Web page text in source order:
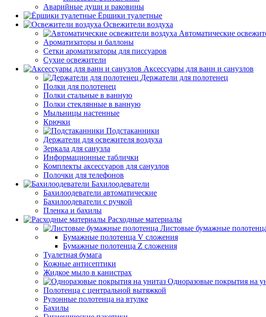
Аварийные души и раковины
Ёршики туалетные
Освежители воздуха
Автоматические
Ароматизаторы и баллоны
Сетки ароматизаторы для писсуаров
Сухие освежители
Аксессуары для ванн и санузлов
Держатели для полотенец
Полки для полотенец
Полки стальные в ванную
Полки стеклянные в ванную
Мыльницы настенные
Крючки
Подстаканники
Держатели для освежителя воздуха
Зеркала для санузла
Информационные таблички
Комплекты аксессуаров для санузлов
Полочки для телефонов
Бахилоодеватели
Бахилоодеватели автоматические
Бахилоодеватели с ручкой
Пленка и бахилы
Расходные материалы
Листовые бумажные
Бумажные полотенца V сложения
Бумажные полотенца Z сложения
Туалетная бумага
Кожные антисептики
Жидкое мыло в канистрах
Одноразовые покрытия на
Полотенца с центральной вытяжкой
Рулонные полотенца на втулке
Бахилы